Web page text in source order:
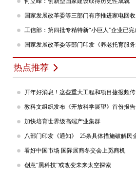
热点推荐
开年好消息！这些重大工程和项目捷报频传
教科文组织发布《开放科学展望》首份报告
加快培育世界级高端产业集群
看好中国市场 国际展商冬交会上觅商机
创意“黑科技”或改变未来太空探索